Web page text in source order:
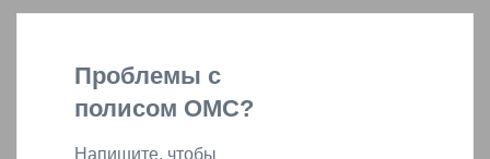
Проблемы с
полисом ОМС?
Напишите, чтобы